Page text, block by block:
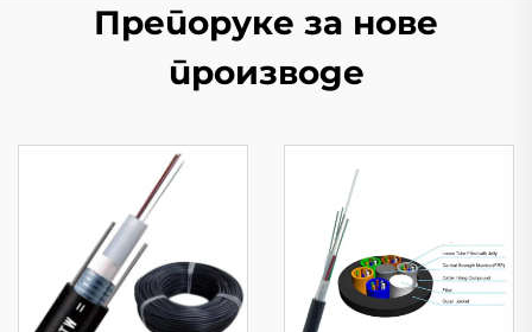
Препоруке за нове
производе